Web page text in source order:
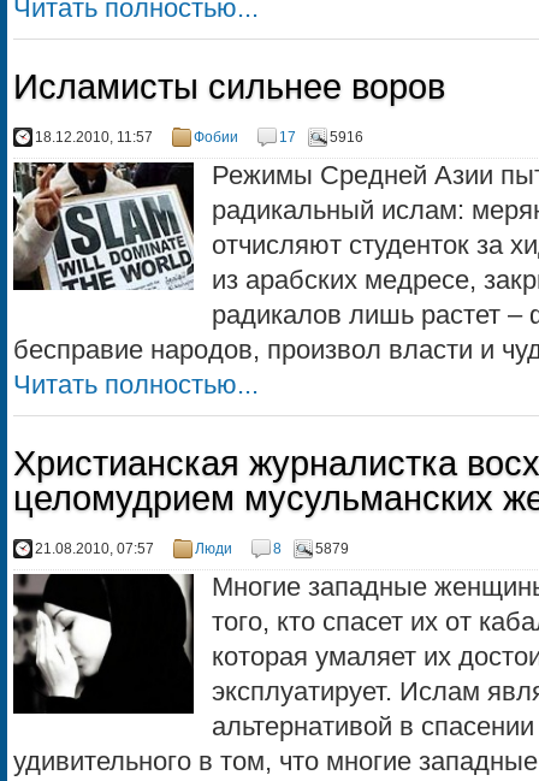
Читать полностью...
Исламисты сильнее воров
18.12.2010, 11:57 Фобии 17 5916
Режимы Средней Азии
радикальный ислам:
отчисляют студенток за
из арабских медресе,
радикалов лишь растет –
бесправие народов, произвол власти и
Читать полностью...
Христианская журналистка
целомудрием мусульманских
21.08.2010, 07:57 Люди 8 5879
Многие западные
того, кто спасет их от
которая умаляет их
эксплуатирует. Ислам
альтернативой в
удивительного в том, что многие